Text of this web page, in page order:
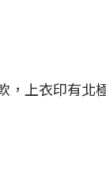
，上衣印有北